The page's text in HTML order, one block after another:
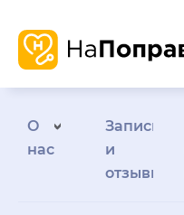
О
нас
Запись
и
отзывы